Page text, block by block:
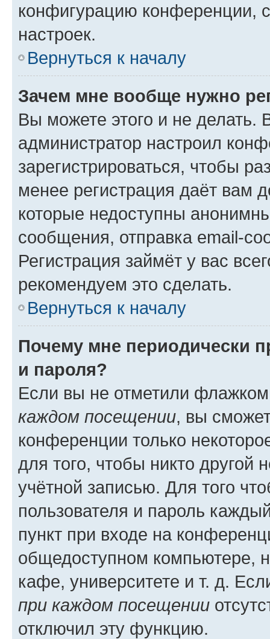
конфигурацию конференции,
настроек.
Вернуться к началу
Зачем мне вообще нужно
Вы можете этого и не делать.
администратор настроил
зарегистрироваться, чтобы
менее регистрация даёт вам
которые недоступны
сообщения, отправка email-
Регистрация займёт у вас
рекомендуем это сделать.
Вернуться к началу
Почему мне периодически
и пароля?
Если вы не отметили
каждом посещении, вы
конференции только
для того, чтобы никто другой
учётной записью. Для того
пользователя и пароль
пункт при входе на
общедоступном компьютере,
кафе, университете и т. д.
при каждом посещении
отключил эту функцию.